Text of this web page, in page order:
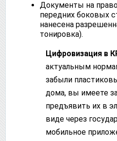
Документы на
передних боковых
нанесена
тонировка).
Цифровизация в
актуальным
забыли
дома, вы имеете
предъявить их в
виде через
мобильное